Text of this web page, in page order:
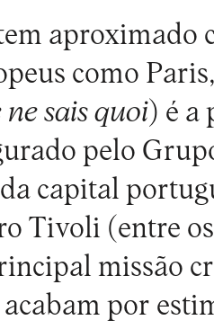
aproximado
como
ne sais quoi) é a
pelo
capital
Tivoli (entre os
missão
por